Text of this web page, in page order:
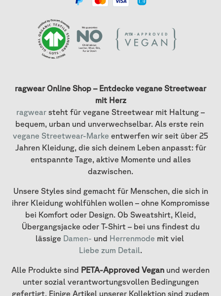
ragwear Online Shop – Entdecke vegane Streetwear
mit Herz
ragwear steht für vegane Streetwear mit Haltung –
bequem, urban und unverwechselbar. Als erste rein
vegane Streetwear-Marke entwerfen wir seit über 25
Jahren Kleidung, die sich deinem Leben anpasst: für
entspannte Tage, aktive Momente und alles
dazwischen.
Unsere Styles sind gemacht für Menschen, die sich in
ihrer Kleidung wohlfühlen wollen – ohne Kompromisse
bei Komfort oder Design. Ob Sweatshirt, Kleid,
Übergangsjacke oder T-Shirt – bei uns findest du
lässige Damen- und Herrenmode mit viel
Liebe zum Detail.
Alle Produkte sind PETA-Approved Vegan und werden
unter sozial verantwortungsvollen Bedingungen
gefertigt. Einige Artikel unserer Kollektion sind zudem